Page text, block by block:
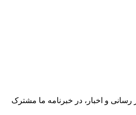
رسانی و اخبار، در خبرنامه ما مشترک